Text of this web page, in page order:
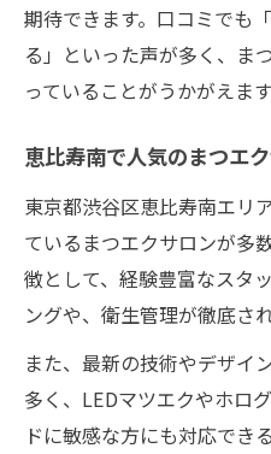
期待できます。口コミでも
る」といった声が多く、ま
っていることがうかがえます
恵比寿南で人気のまつエ
東京都渋谷区恵比寿南エリ
ているまつエクサロンが多
徴として、経験豊富なスタ
ングや、衛生管理が徹底さ
また、最新の技術やデザイ
多く、LEDマツエクやホロ
ドに敏感な方にも対応でき